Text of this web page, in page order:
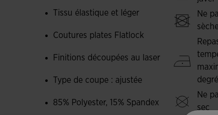
compression plus importante dans les zones
Ce matériau est également connu pour sa
corps.
Logo de Joma en impression.
Tissu élastique et léger
Coutures plates Flatlock
Finitions découpées au laser
Type de coupe : ajustée
85% Polyester, 15% Spandex
Ne
Ne
sec